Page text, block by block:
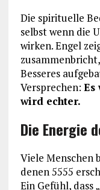
Die spirituelle
selbst wenn die
wirken. Engel
Besseres
Versprechen: Es
wird echter.
Die Energie
Viele Menschen
denen 5555
Ein Gefühl, dass